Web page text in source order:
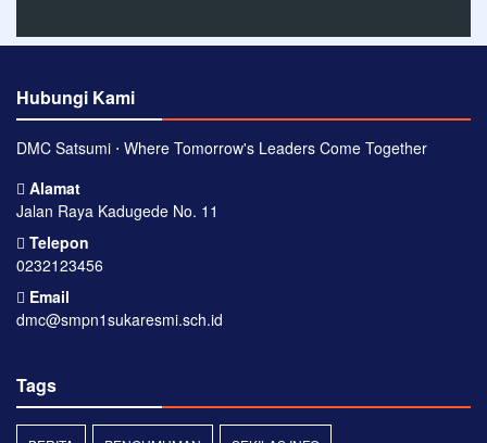
Hubungi Kami
DMC Satsumi ⋅ Where Tomorrow's Leaders Come Together
Alamat
Jalan Raya Kadugede No. 11
Telepon
0232123456
Email
dmc@smpn1sukaresmi.sch.id
Tags